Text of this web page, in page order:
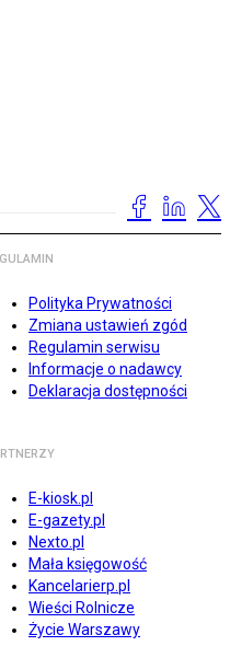
Polityka Prywatności
Zmiana ustawień zgód
Regulamin serwisu
Informacje o nadawcy
Deklaracja dostępności
E-kiosk.pl
E-gazety.pl
Nexto.pl
Mała księgowość
Kancelarierp.pl
Wieści Rolnicze
Życie Warszawy